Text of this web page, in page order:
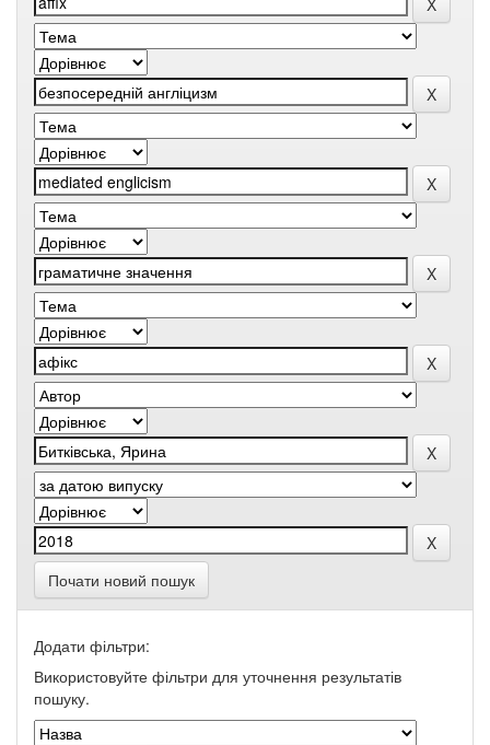
Почати новий пошук
Додати фільтри:
Використовуйте фільтри для уточнення результатів
пошуку.